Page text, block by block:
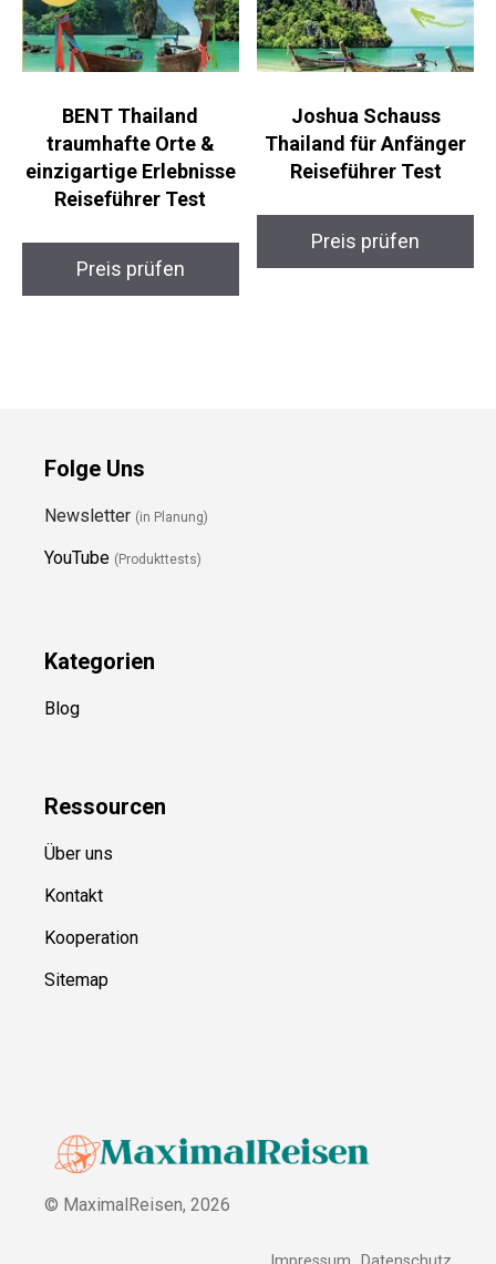
BENT Thailand
traumhafte Orte &
einzigartige Erlebnisse
Reiseführer Test
Preis prüfen
Joshua Schauss
Thailand für Anfänger
Reiseführer Test
Preis prüfen
Folge Uns
Newsletter (in Planung)
YouTube (Produkttests)
Kategorien
Blog
Ressourcen
Über uns
Kontakt
Kooperation
Sitemap
© MaximalReisen, 2026